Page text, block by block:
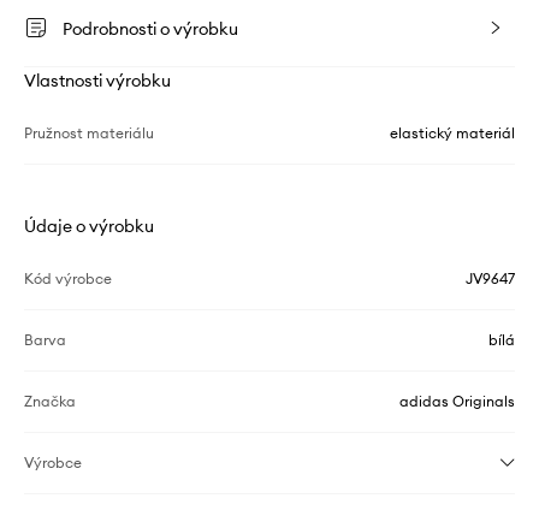
Podrobnosti o výrobku
Vlastnosti výrobku
Pružnost materiálu elastický materiál
Údaje o výrobku
Kód výrobce JV9647
Barva bílá
Značka adidas Originals
Výrobce